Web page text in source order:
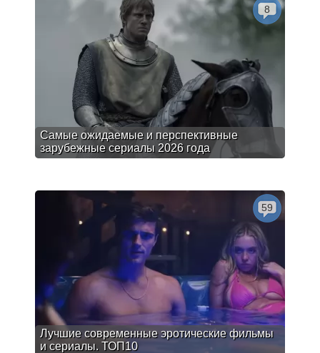
Самые ожидаемые и перспективные
зарубежные сериалы 2026 года
8
Лучшие современные эротические фильмы
и сериалы. ТОП10
59